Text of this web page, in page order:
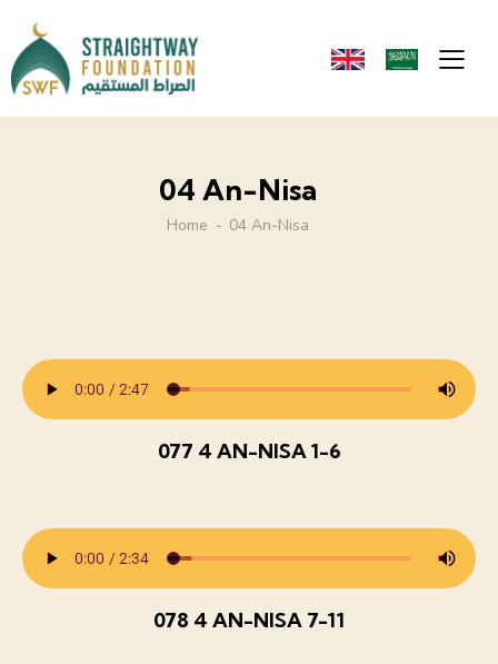
04 An-Nisa
Home 04 An-Nisa
077 4 AN-NISA 1-6
078 4 AN-NISA 7-11